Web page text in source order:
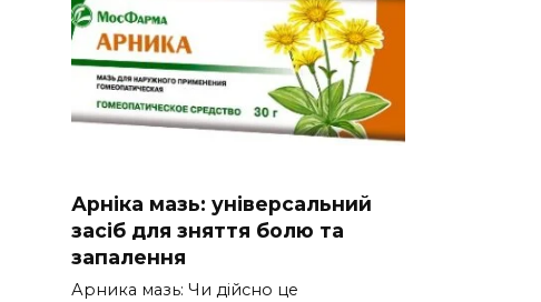
Арніка мазь: універсальний
засіб для зняття болю та
запалення
Арника мазь: Чи дійсно це